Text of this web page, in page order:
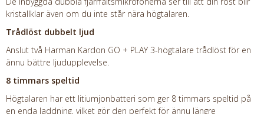
kristallklar även om du inte står nära högtalaren.
Trådlöst dubbelt ljud
Anslut två Harman Kardon GO + PLAY 3-högtalare trådlöst för en
ännu bättre ljudupplevelse.
8 timmars speltid
Högtalaren har ett litiumjonbatteri som ger 8 timmars speltid på
en enda laddning, vilket gör den perfekt för ännu längre